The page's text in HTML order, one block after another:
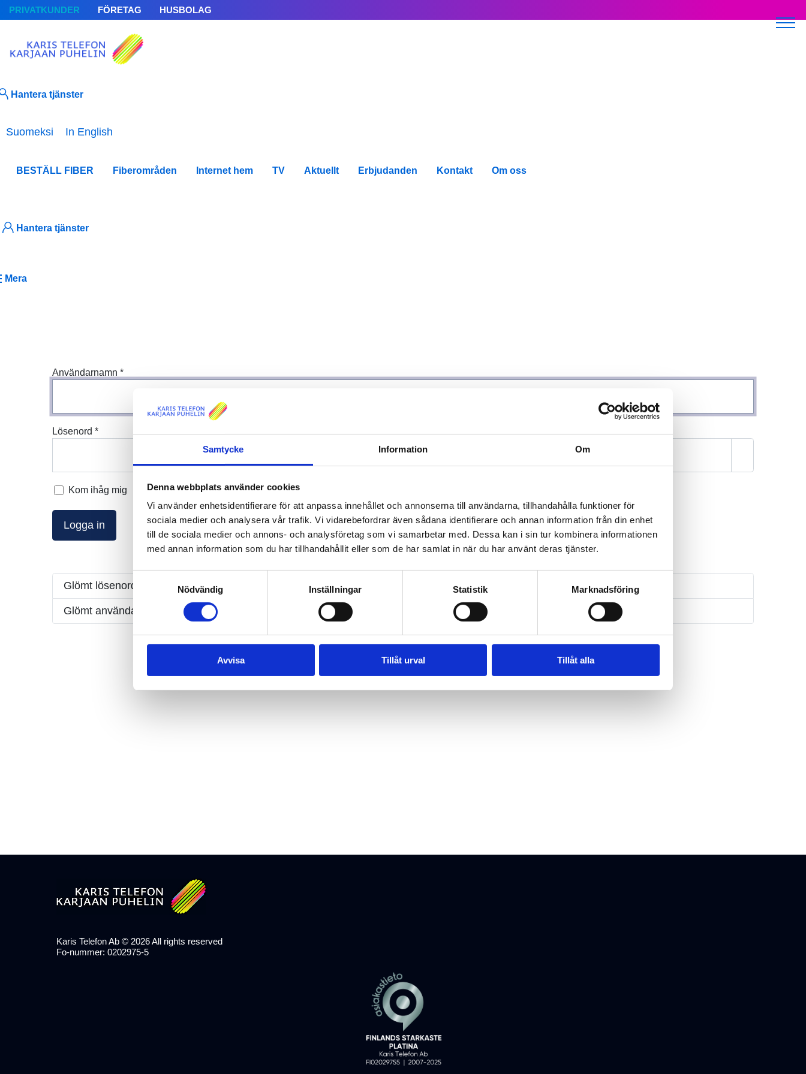
Samtycke Information Om
Denna webbplats använder cookies
Vi använder enhetsidentifierare för att anpassa innehållet och annonserna till användarna, tillhandahålla funktioner för
sociala medier och analysera vår trafik. Vi vidarebefordrar även sådana identifierare och annan information från din enhet
till de sociala medier och annons- och analysföretag som vi samarbetar med. Dessa kan i sin tur kombinera informationen
med annan information som du har tillhandahållit eller som de har samlat in när du har använt deras tjänster.
Samtyckesval
Nödvändig
Inställningar Statistik Marknadsföring
Avvisa Tillåt urval Tillåt alla
PRIVATKUNDER FÖRETAG HUSBOLAG
Hantera tjänster
Välj ditt språk
Suomeksi In English
BESTÄLL FIBER Fiberområden Internet hem TV Aktuellt Erbjudanden Kontakt Om oss
Hantera tjänster
Mera
Användarnamn *
Lösenord *
Kom ihåg mig
Logga in
Glömt lösenordet?
Glömt användarnamnet?
Karis Telefon Ab © 2026All rights reserved
Fo-nummer: 0202975-5